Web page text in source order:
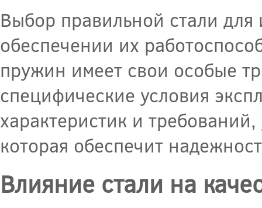
Выбор правильной стали
обеспечении их
пружин имеет свои особые
специфические условия
характеристик и
которая обеспечит
Влияние стали на